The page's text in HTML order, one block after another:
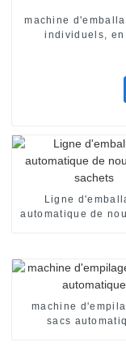
machine
individuels,
Ligne
automatique de
machine
sacs